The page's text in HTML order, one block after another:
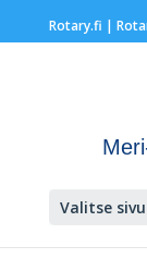
Rotary.fi |
Valitse sivu